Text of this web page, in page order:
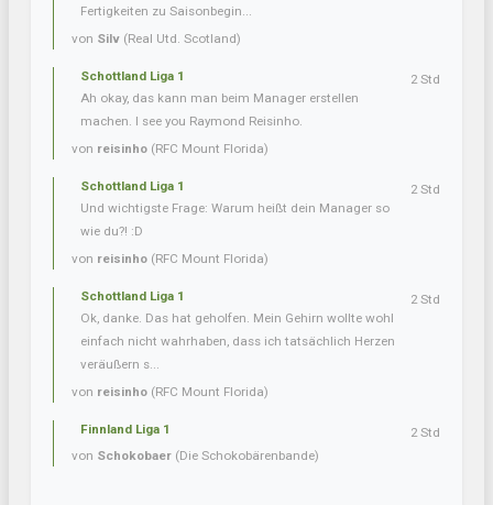
Fertigkeiten zu Saisonbegin...
von Silv (Real Utd. Scotland)
Schottland Liga 1
Ah okay, das kann man beim Manager erstellen
machen. I see you Raymond Reisinho.
von reisinho (RFC Mount Florida)
2 Std
Schottland Liga 1
Und wichtigste Frage: Warum heißt dein Manager so
wie du?! :D
von reisinho (RFC Mount Florida)
2 Std
Schottland Liga 1
Ok, danke. Das hat geholfen. Mein Gehirn wollte wohl
einfach nicht wahrhaben, dass ich tatsächlich Herzen
veräußern s...
von reisinho (RFC Mount Florida)
2 Std
Finnland Liga 1
von Schokobaer (Die Schokobärenbande)
2 Std